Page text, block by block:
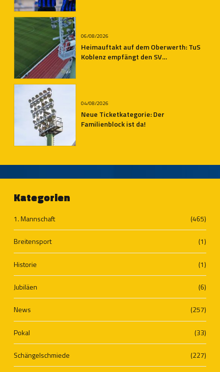
06/08/2026
Heimauftakt auf dem Oberwerth: TuS
Koblenz empfängt den SV
04/08/2026
Neue Ticketkategorie: Der
Familienblock ist da!
Kategorien
1. Mannschaft (465)
Breitensport (1)
Historie (1)
Jubiläen (6)
News (257)
Pokal (33)
Schängelschmiede (227)